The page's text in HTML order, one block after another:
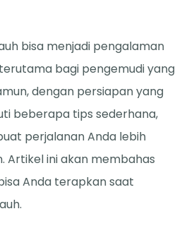
bisa menjadi pengalaman
bagi pengemudi yang
dengan persiapan yang
beberapa tips sederhana,
perjalanan Anda lebih
Artikel ini akan membahas
Anda terapkan saat